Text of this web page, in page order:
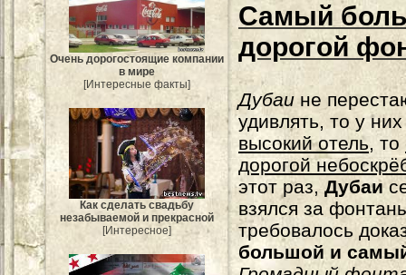
Очень дорогостоящие компании
в мире
[Интересные факты]
Как сделать свадьбу
незабываемой и прекрасной
[Интересное]
Самый
дорогой
Дубаине
удивлять, то у
высокий отель, то
дорогой
этот раз, Дубаи
взялся за
требовалось
большой и